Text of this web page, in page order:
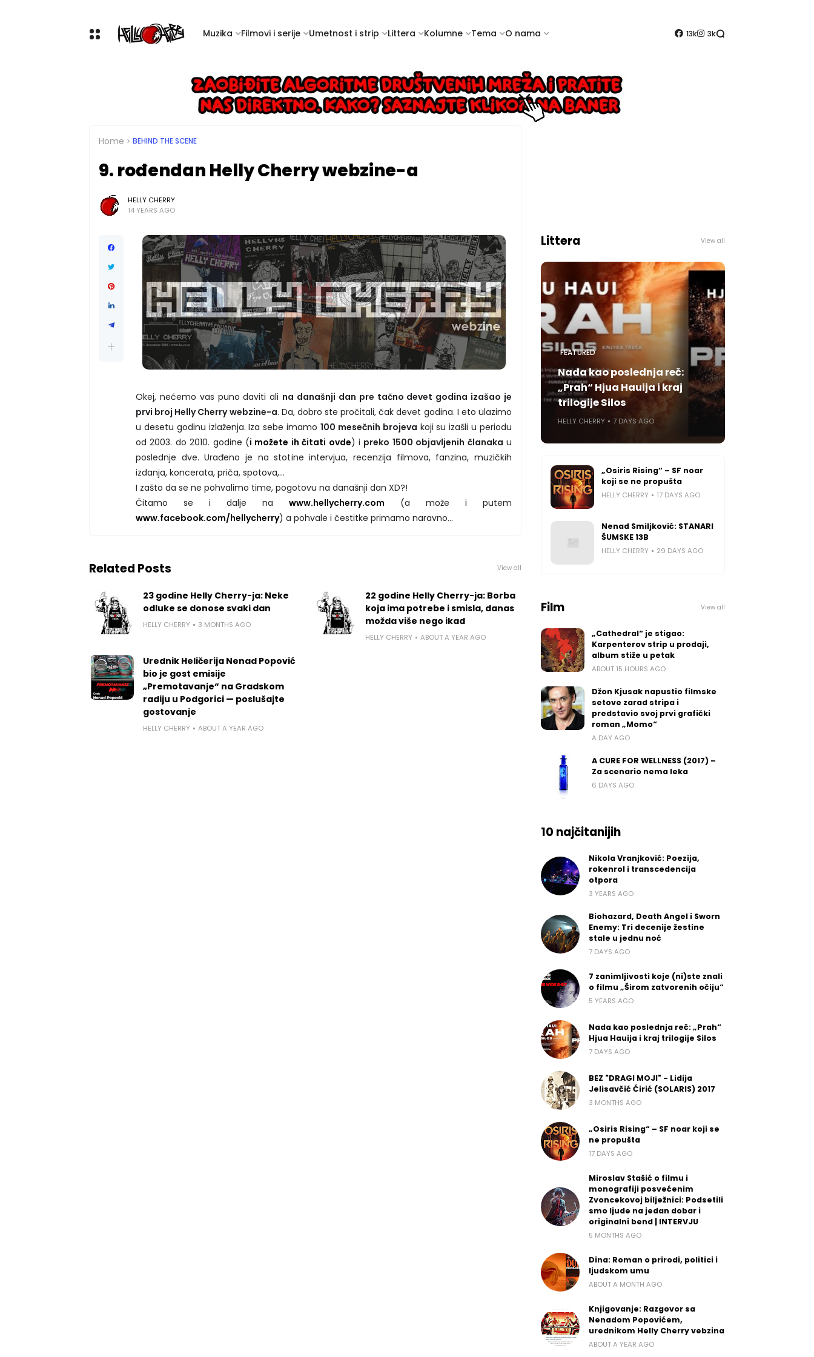
Muzika Filmovi i serije Umetnost i strip Littera Kolumne Tema O nama 13k 3k
Home BEHIND THE SCENE
9. rođendan Helly Cherry webzine-a
HELLY CHERRY
14 YEARS AGO
Okej, nećemo vas puno daviti ali na današnji dan pre tačno devet godina izašao je
prvi broj Helly Cherry webzine-a. Da, dobro ste pročitali, čak devet godina. I eto ulazimo
u desetu godinu izlaženja. Iza sebe imamo 100 mesečnih brojeva koji su izašli u periodu
od 2003. do 2010. godine (i možete ih čitati ovde) i preko 1500 objavljenih članaka u
poslednje dve. Urađeno je na stotine intervjua, recenzija filmova, fanzina, muzičkih
izdanja, koncerata, priča, spotova,...
I zašto da se ne pohvalimo time, pogotovu na današnji dan XD?!
Čitamo se i dalje na www.hellycherry.com (a može i putem
www.facebook.com/hellycherry) a pohvale i čestitke primamo naravno...
Related Posts View all
23 godine Helly Cherry-ja: Neke
odluke se donose svaki dan
HELLY CHERRY 3 MONTHS AGO
22 godine Helly Cherry-ja: Borba
koja ima potrebe i smisla, danas
možda više nego ikad
HELLY CHERRY ABOUT A YEAR AGO
Urednik Heličerija Nenad Popović
bio je gost emisije
„Premotavanje“ na Gradskom
radiju u Podgorici — poslušajte
gostovanje
HELLY CHERRY ABOUT A YEAR AGO
Littera View all
FEATURED
Nada kao poslednja reč:
„Prah“ Hjua Hauija i kraj
trilogije Silos
HELLY CHERRY 7 DAYS AGO
„Osiris Rising“ – SF noar
koji se ne propušta
HELLY CHERRY 17 DAYS AGO
Nenad Smiljković: STANARI
ŠUMSKE 13B
HELLY CHERRY 29 DAYS AGO
Film View all
„Cathedral“ je stigao:
Karpenterov strip u prodaji,
album stiže u petak
ABOUT 15 HOURS AGO
Džon Kjusak napustio filmske
setove zarad stripa i
predstavio svoj prvi grafički
roman „Momo“
A DAY AGO
A CURE FOR WELLNESS (2017) –
Za scenario nema leka
6 DAYS AGO
10 najčitanijih
Nikola Vranjković: Poezija,
rokenrol i transcedencija
otpora
3 YEARS AGO
Biohazard, Death Angel i Sworn
Enemy: Tri decenije žestine
stale u jednu noć
7 DAYS AGO
7 zanimljivosti koje (ni)ste znali
o filmu „Širom zatvorenih očiju“
5 YEARS AGO
Nada kao poslednja reč: „Prah“
Hjua Hauija i kraj trilogije Silos
7 DAYS AGO
BEZ "DRAGI MOJI" - Lidija
Jelisavčić Ćirić (SOLARIS) 2017
3 MONTHS AGO
„Osiris Rising“ – SF noar koji se
ne propušta
17 DAYS AGO
Miroslav Stašić o filmu i
monografiji posvećenim
Zvoncekovoj bilježnici: Podsetili
smo ljude na jedan dobar i
originalni bend | INTERVJU
5 MONTHS AGO
Dina: Roman o prirodi, politici i
ljudskom umu
ABOUT A MONTH AGO
Knjigovanje: Razgovor sa
Nenadom Popovićem,
urednikom Helly Cherry vebzina
ABOUT A YEAR AGO